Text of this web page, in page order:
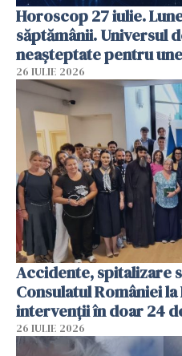
Horoscop 27 iulie.
săptămânii. Universul
neașteptate pentru
26 IULIE 2026
Accidente, spitalizare
Consulatul României
intervenții în doar 24
26 IULIE 2026